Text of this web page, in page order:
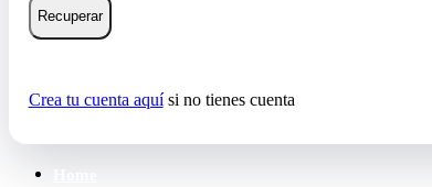
Recuperar
Crea tu cuenta aquísi no tienes cuenta